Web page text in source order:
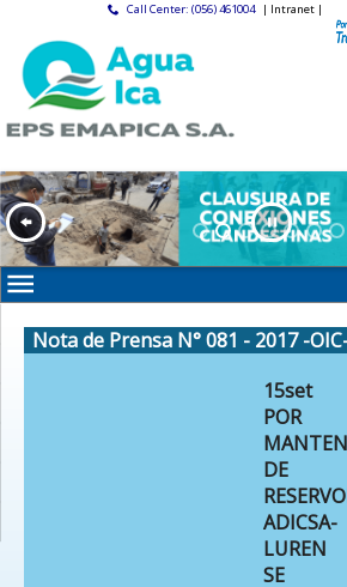
Call Center: (056) 461004 | Intranet |
Nota de Prensa N° 081 - 2017 -OIC-
15set
POR
DE
ADICSA-
LUREN
SE